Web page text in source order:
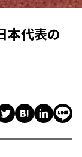
本代表の